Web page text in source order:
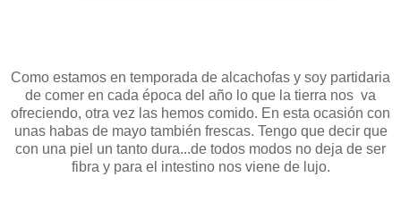
Como estamos en temporada de alcachofas y soy partidaria
de comer en cada época del año lo que la tierra nos va
ofreciendo, otra vez las hemos comido. En esta ocasión con
unas habas de mayo también frescas. Tengo que decir que
con una piel un tanto dura...de todos modos no deja de ser
fibra y para el intestino nos viene de lujo.